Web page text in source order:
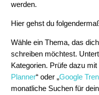
werden.
Hier gehst du
Wähle ein Thema, das
schreiben möchtest.
Kategorien. Prüfe dazu mit
Planner“ oder „Google
monatliche Suchen für